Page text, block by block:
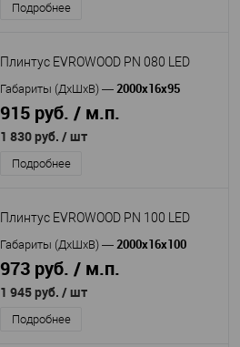
Подробнее
Плинтус EVROWOOD PN 080 LED
Габариты (ДхШхВ) — 2000x16x95
915 руб. / м.п.
1 830 руб. / шт
Подробнее
Плинтус EVROWOOD PN 100 LED
Габариты (ДхШхВ) — 2000x16x100
973 руб. / м.п.
1 945 руб. / шт
Подробнее